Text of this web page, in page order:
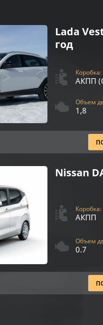
Lada
год
Коробка:
АКПП
Объем
1,8
Nissan
Коробка:
АКПП
Объем
0.7